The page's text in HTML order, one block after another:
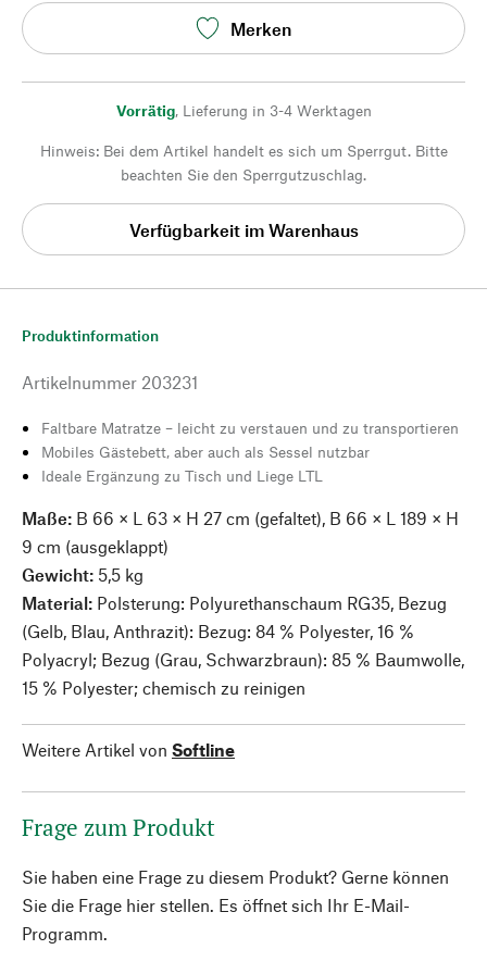
Merken
Vorrätig, Lieferung in 3-4 Werktagen
Hinweis: Bei dem Artikel handelt es sich um Sperrgut. Bitte
beachten Sie den Sperrgutzuschlag.
Verfügbarkeit im Warenhaus
Produktinformation
Artikelnummer 203231
Faltbare Matratze – leicht zu verstauen und zu transportieren
Mobiles Gästebett, aber auch als Sessel nutzbar
Ideale Ergänzung zu Tisch und Liege LTL
Maße: B 66 × L 63 × H 27 cm (gefaltet), B 66 × L 189 × H
9 cm (ausgeklappt)
Gewicht: 5,5 kg
Material: Polsterung: Polyurethanschaum RG35, Bezug
(Gelb, Blau, Anthrazit): Bezug: 84 % Polyester, 16 %
Polyacryl; Bezug (Grau, Schwarzbraun): 85 % Baumwolle,
15 % Polyester; chemisch zu reinigen
Weitere Artikel von Softline
Frage zum Produkt
Sie haben eine Frage zu diesem Produkt? Gerne können
Sie die Frage hier stellen. Es öffnet sich Ihr E-Mail-
Programm.